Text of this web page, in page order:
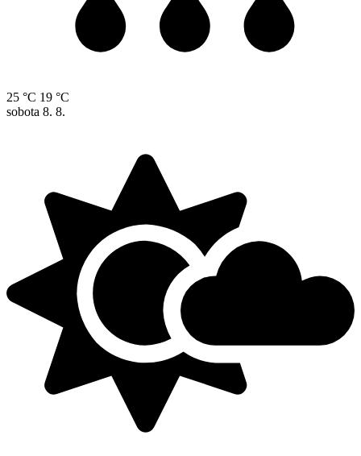
25 °C 19 °C
sobota 8. 8.